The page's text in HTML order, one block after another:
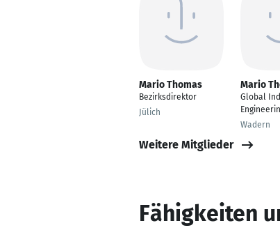
Mario Thomas
Bezirksdirektor
Jülich
Mario
Global
Wadern
Weitere Mitglieder
Fähigkeiten